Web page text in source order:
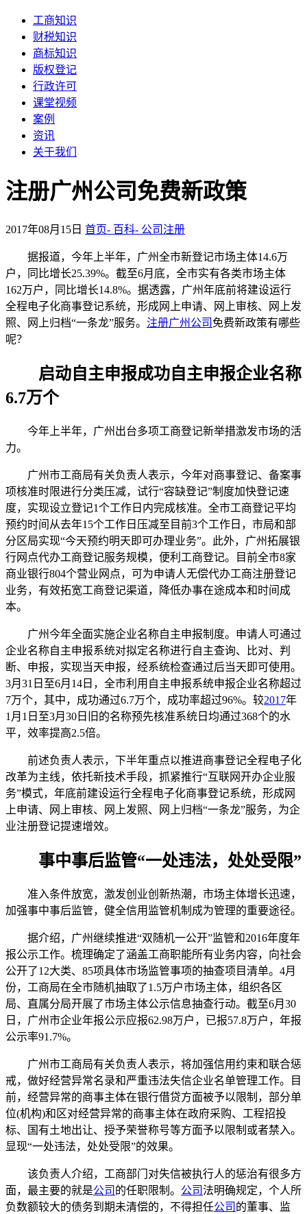
工商知识
财税知识
商标知识
版权登记
行政许可
课堂视频
案例
资讯
关于我们
注册广州公司免费新政策
2017年08月15日 首页- 百科- 公司注册
据报道，今年上半年，广州全市新登记市场主体14.6万
户，同比增长25.39%。截至6月底，全市实有各类市场主体
162万户，同比增长14.8%。据透露，广州年底前将建设运行
全程电子化商事登记系统，形成网上申请、网上审核、网上发
照、网上归档“一条龙”服务。 注册广州公司 免费新政策有哪些
呢？
启动自主申报成功自主申报企业名称
6.7万个
今年上半年，广州出台多项工商登记新举措激发市场的活
力。
广州市工商局有关负责人表示，今年对商事登记、备案事
项核准时限进行分类压减，试行“容缺登记”制度加快登记速
度，实现设立登记1个工作日内完成核准。全市工商登记平均
预约时间从去年15个工作日压减至目前3个工作日，市局和部
分区局实现“今天预约明天即可办理业务”。此外，广州拓展银
行网点代办工商登记服务规模，便利工商登记。目前全市8家
商业银行804个营业网点，可为申请人无偿代办工商注册登记
业务，有效拓宽工商登记渠道，降低办事在途成本和时间成
本。
广州今年全面实施企业名称自主申报制度。申请人可通过
企业名称自主申报系统对拟定名称进行自主查询、比对、判
断、申报，实现当天申报，经系统检查通过后当天即可使用。
3月31日至6月14日，全市利用自主申报系统申报企业名称超过
7万个，其中，成功通过6.7万个，成功率超过96%。较2017年
1月1日至3月30日旧的名称预先核准系统日均通过368个的水
平，效率提高2.5倍。
前述负责人表示，下半年重点以推进商事登记全程电子化
改革为主线，依托新技术手段，抓紧推行“互联网开办企业服
务”模式，年底前建设运行全程电子化商事登记系统，形成网
上申请、网上审核、网上发照、网上归档“一条龙”服务，为企
业注册登记提速增效。
事中事后监管“一处违法，处处受限”
准入条件放宽，激发创业创新热潮，市场主体增长迅速，
加强事中事后监管，健全信用监管机制成为管理的重要途径。
据介绍，广州继续推进“双随机一公开”监管和2016年度年
报公示工作。梳理确定了涵盖工商职能所有业务内容，向社会
公开了12大类、85项具体市场监管事项的抽查项目清单。4月
份，工商局在全市随机抽取了1.5万户市场主体，组织各区
局、直属分局开展了市场主体公示信息抽查行动。截至6月30
日，广州市企业年报公示应报62.98万户，已报57.8万户，年报
公示率91.7%。
广州市工商局有关负责人表示，将加强信用约束和联合惩
戒，做好经营异常名录和严重违法失信企业名单管理工作。目
前，经营异常的商事主体在银行借贷方面被予以限制，部分单
位(机构)和区对经营异常的商事主体在政府采购、工程招投
标、国有土地出让、授予荣誉称号等方面予以限制或者禁入。
显现“一处违法，处处受限”的效果。
该负责人介绍，工商部门对失信被执行人的惩治有很多方
面，最主要的就是公司 的任职限制。 公司法明确规定，个人所
负数额较大的债务到期未清偿的，不得担任公司 的董事、监